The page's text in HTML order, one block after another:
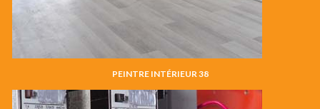
PEINTRE INTÉRIEUR 38